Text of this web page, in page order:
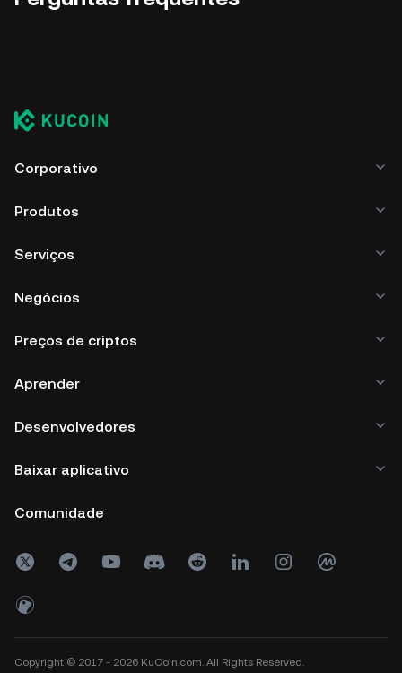
Corporativo
Produtos
Serviços
Negócios
Preços de criptos
Aprender
Desenvolvedores
Baixar aplicativo
Comunidade
Copyright © 2017 - 2026 KuCoin.com. All Rights Reserved.